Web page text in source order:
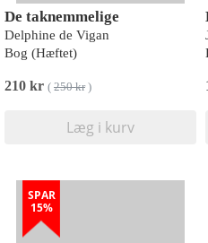
De taknemmelige
Delphine de Vigan
Bog (Hæftet)
210 kr ( 250 kr)
Læg i kurv
SPAR
15%